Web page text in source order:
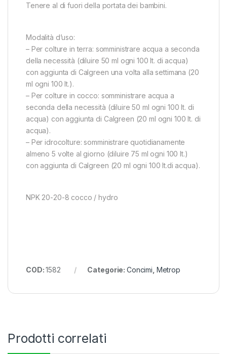
Tenere al di fuori della portata dei bambini.
Modalità d’uso:
– Per colture in terra: somministrare acqua a seconda
della necessità (diluire 50 ml ogni 100 lt. di acqua)
con aggiunta di Calgreen una volta alla settimana (20
ml ogni 100 lt.).
– Per colture in cocco: somministrare acqua a
seconda della necessità (diluire 50 ml ogni 100 lt. di
acqua) con aggiunta di Calgreen (20 ml ogni 100 lt. di
acqua).
– Per idrocolture: somministrare quotidianamente
almeno 5 volte al giorno (diluire 75 ml ogni 100 lt.)
con aggiunta di Calgreen (20 ml ogni 100 lt.di acqua).
NPK 20-20-8 cocco / hydro
COD:1582 Categorie: Concimi Metrop
Prodotti correlati